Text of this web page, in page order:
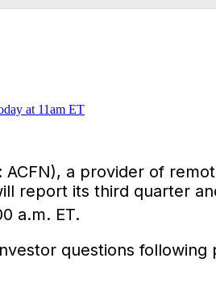
ACFN), a provider of
report its third quarter
a.m. ET.
questions